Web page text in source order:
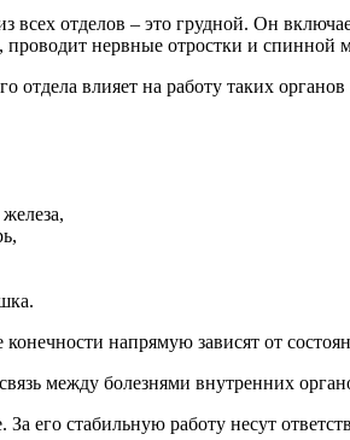
отделов – это грудной. Он
проводит нервные отростки и
отдела влияет на работу таких органов
напрямую зависят от
между болезнями внутренних
За его стабильную работу несут